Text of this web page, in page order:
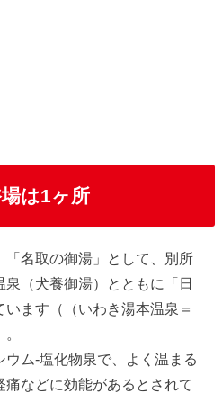
は1ヶ所
「名取の御湯」として、別所
（犬養御湯）とともに「日
ます（（いわき湯本温泉＝
ム-塩化物泉で、よく温まる
などに効能があるとされて